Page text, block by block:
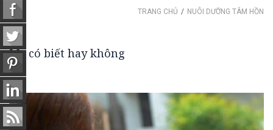
TRANG CHỦ NUÔI DƯỠNG TÂM HỒN
Mẹ có biết hay không